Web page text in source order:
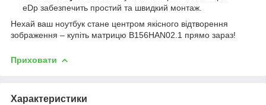
eDp забезпечить простий та швидкий монтаж.
Нехай ваш ноутбук стане центром якісного відтворення
зображення – купіть матрицю B156HAN02.1 прямо зараз!
Приховати
Характеристики